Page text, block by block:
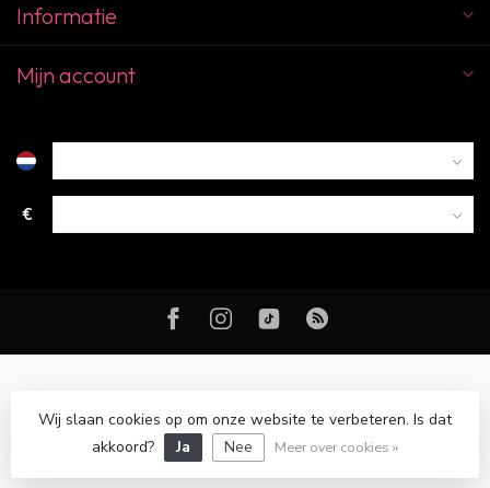
Informatie
Mijn account
€
© Copyright 2026 Color Club Breda
Wij slaan cookies op om onze website te verbeteren. Is dat
akkoord?
Ja Nee Meer over cookies »